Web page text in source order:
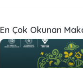
En Çok Okunan